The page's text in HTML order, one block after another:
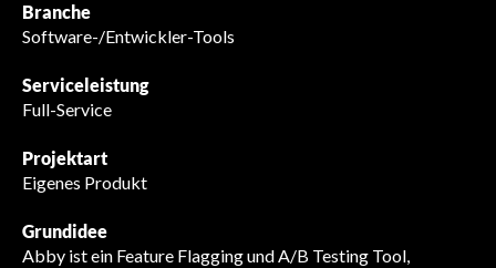
Branche
Software-/Entwickler-Tools
Serviceleistung
Full-Service
Projektart
Eigenes Produkt
Grundidee
Abby ist ein Feature Flagging und A/B Testing Tool,